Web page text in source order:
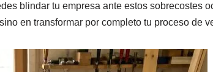
blindar tu empresa ante estos sobrecostes
en transformar por completo tu proceso de